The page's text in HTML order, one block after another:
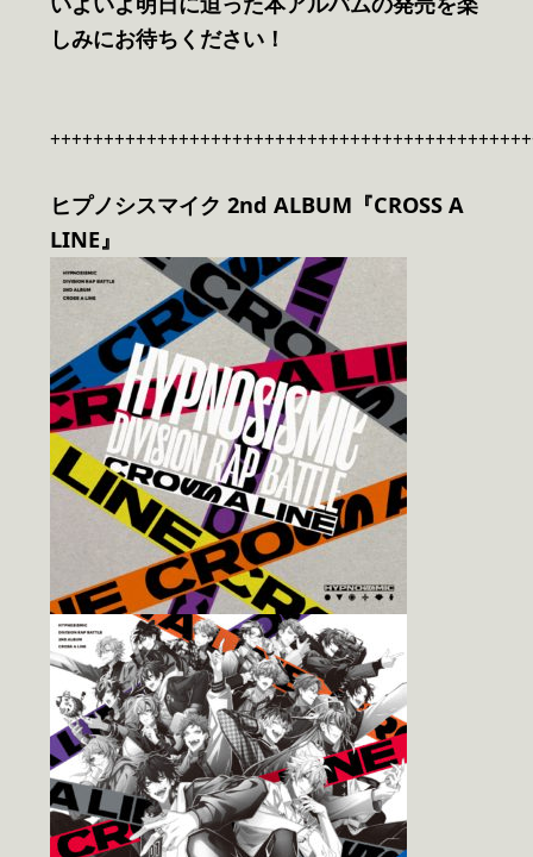
しみにお待ちください！
ヒプノシスマイク 2nd ALBUM『CROSS A
LINE』